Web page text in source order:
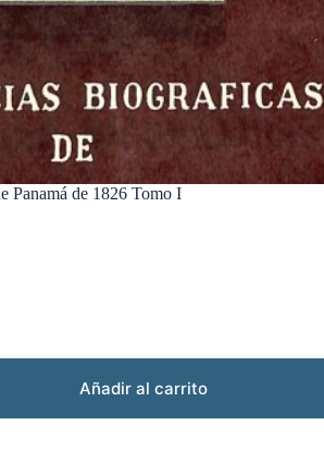
Panamá de 1826 Tomo I
Añadir al carrito